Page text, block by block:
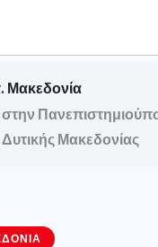
Μακεδονία
Μακεδονίας